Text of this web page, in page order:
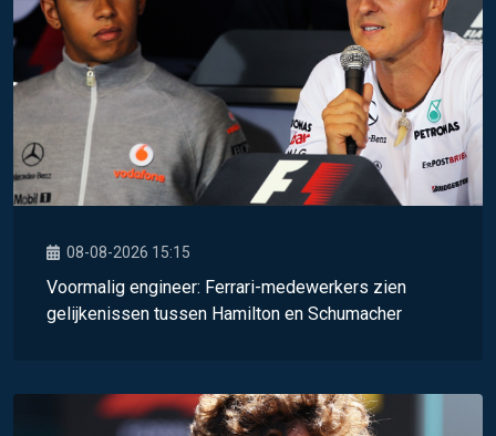
08-08-2026 15:15
Voormalig engineer: Ferrari-medewerkers zien
gelijkenissen tussen Hamilton en Schumacher